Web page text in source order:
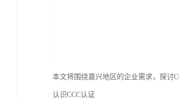
本文将围绕嘉兴地区的企业需求，探讨
认识CCC认证